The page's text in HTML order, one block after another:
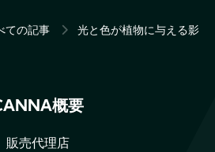
ての記事
光と色が植物に与える影
概要
販売代理店